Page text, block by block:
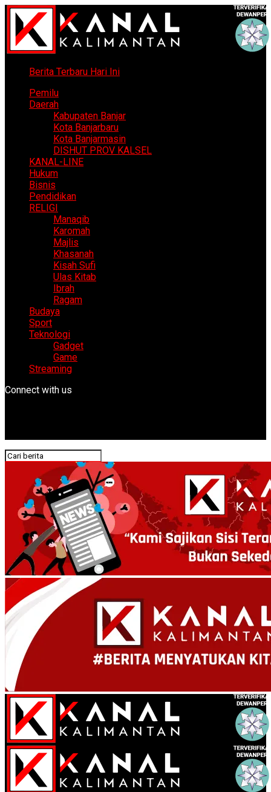
Berita Terbaru Hari Ini
Pemilu
Daerah
Kabupaten Banjar
Kota Banjarbaru
Kota Banjarmasin
DISHUT PROV KALSEL
KANAL-LINE
Hukum
Bisnis
Pendidikan
RELIGI
Manaqib
Karomah
Majlis
Khasanah
Kisah Sufi
Ulas Kitab
Ibrah
Ragam
Budaya
Sport
Teknologi
Gadget
Game
Streaming
Connect with us